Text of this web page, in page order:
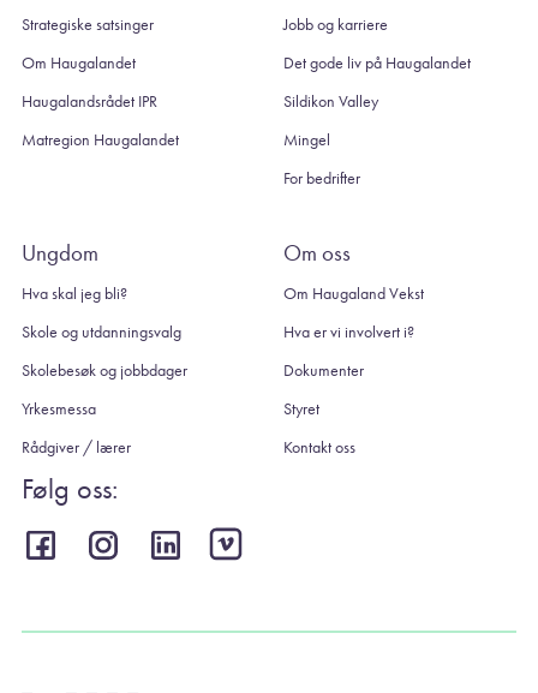
Strategiske satsinger
Om Haugalandet
Haugalandsrådet IPR
Matregion Haugalandet
Jobb og karriere
Det gode liv på Haugalandet
Sildikon Valley
Mingel
For bedrifter
Ungdom
Hva skal jeg bli?
Skole og utdanningsvalg
Skolebesøk og jobbdager
Yrkesmessa
Rådgiver / lærer
Om oss
Om Haugaland Vekst
Hva er vi involvert i?
Dokumenter
Styret
Kontakt oss
Følg oss: